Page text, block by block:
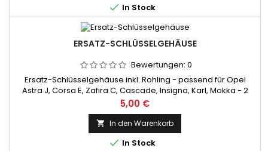
 In Stock
ERSATZ-SCHLÜSSELGEHÄUSE
Bewertungen: 0
Ersatz-Schlüsselgehäuse inkl. Rohling - passend für Opel
Astra J, Corsa E, Zafira C, Cascade, Insigna, Karl, Mokka - 2
Tasten
Preis
5,00 €
 In den Warenkorb
 In Stock